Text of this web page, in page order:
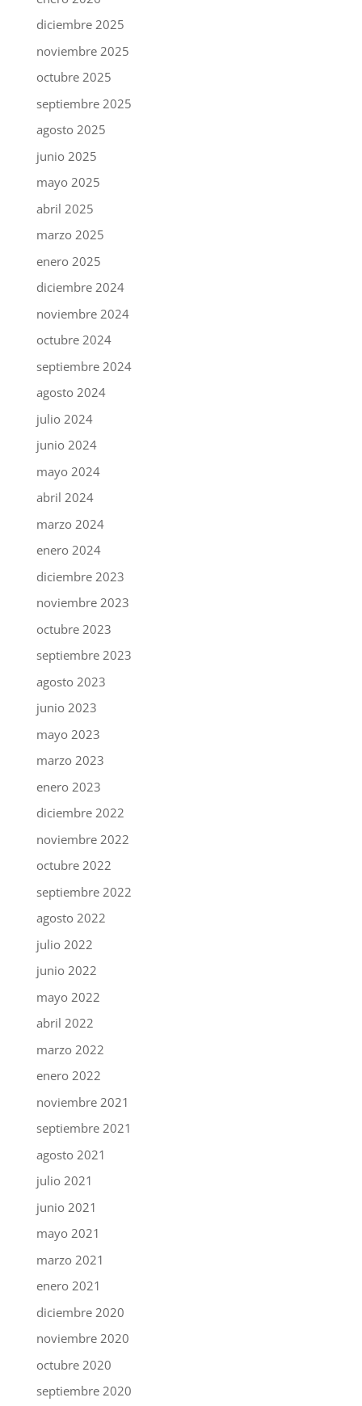
diciembre 2025
noviembre 2025
octubre 2025
septiembre 2025
agosto 2025
junio 2025
mayo 2025
abril 2025
marzo 2025
enero 2025
diciembre 2024
noviembre 2024
octubre 2024
septiembre 2024
agosto 2024
julio 2024
junio 2024
mayo 2024
abril 2024
marzo 2024
enero 2024
diciembre 2023
noviembre 2023
octubre 2023
septiembre 2023
agosto 2023
junio 2023
mayo 2023
marzo 2023
enero 2023
diciembre 2022
noviembre 2022
octubre 2022
septiembre 2022
agosto 2022
julio 2022
junio 2022
mayo 2022
abril 2022
marzo 2022
enero 2022
noviembre 2021
septiembre 2021
agosto 2021
julio 2021
junio 2021
mayo 2021
marzo 2021
enero 2021
diciembre 2020
noviembre 2020
octubre 2020
septiembre 2020